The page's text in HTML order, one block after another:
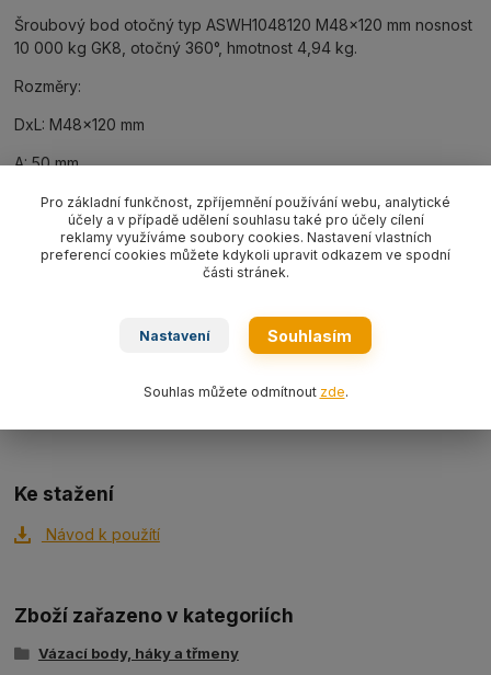
Šroubový bod otočný typ ASWH1048120 M48x120 mm nosnost
10 000 kg GK8, otočný 360°, hmotnost 4,94 kg.
Rozměry:
DxL: M48x120 mm
A: 50 mm
B: 22 mm
C: 90 mm
Ke stažení
Návod k použítí
Zboží zařazeno v kategoriích
Vázací body, háky a třmeny
Pro základní funkčnost, zpříjemnění používání webu, analytické
účely a v případě udělení souhlasu také pro účely cílení
reklamy využíváme soubory cookies. Nastavení vlastních
preferencí cookies můžete kdykoli upravit odkazem ve spodní
části stránek.
Nastavení Souhlasím
Souhlas můžete odmítnout zde.